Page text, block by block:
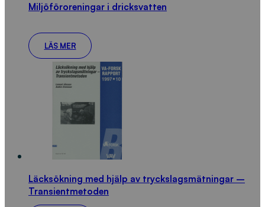
Miljöföroreningar i dricksvatten
LÄS MER
Läcksökning med hjälp av tryckslagsmätningar –
Transientmetoden